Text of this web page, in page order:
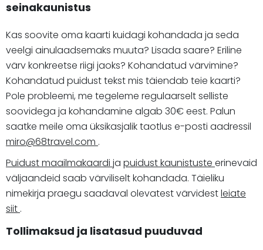
seinakaunistus
Kas soovite oma kaarti kuidagi kohandada ja seda
veelgi ainulaadsemaks muuta? Lisada saare? Eriline
värv konkreetse riigi jaoks? Kohandatud värvimine?
Kohandatud puidust tekst mis täiendab teie kaarti?
Pole probleemi, me tegeleme regulaarselt selliste
soovidega ja kohandamine algab 30€ eest. Palun
saatke meile oma üksikasjalik taotlus e-posti aadressil
miro@68travel.com .
Puidust maailmakaardi ja puidust kaunistuste erinevaid
väljaandeid saab värviliselt kohandada. Täieliku
nimekirja praegu saadaval olevatest värvidestleiate
siit .
Tollimaksud ja lisatasud puuduvad